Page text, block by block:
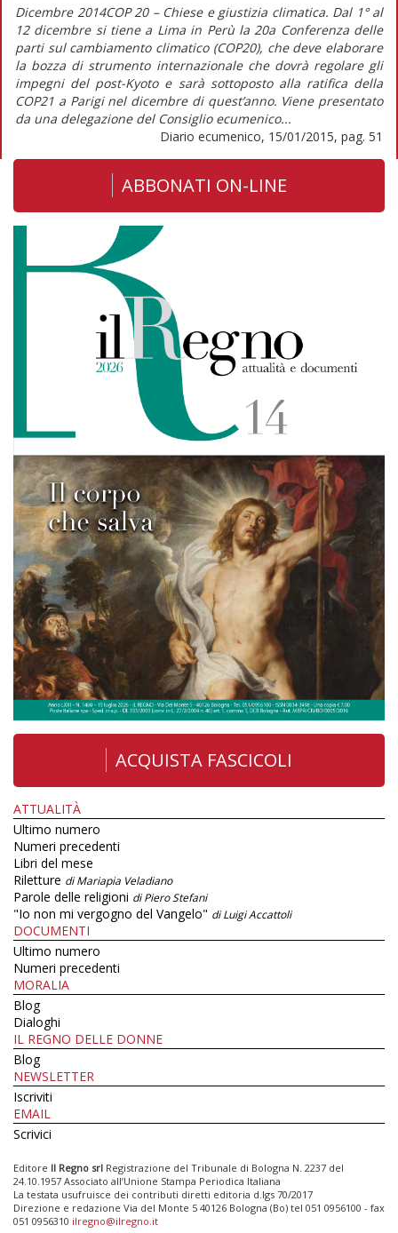
Dicembre 2014COP 20 – Chiese e giustizia climatica. Dal 1° al
12 dicembre si tiene a Lima in Perù la 20a Conferenza delle
parti sul cambiamento climatico (COP20), che deve elaborare
la bozza di strumento internazionale che dovrà regolare gli
impegni del post-Kyoto e sarà sottoposto alla ratifica della
COP21 a Parigi nel dicembre di quest’anno. Viene presentato
da una delegazione del Consiglio ecumenico...
Diario ecumenico, 15/01/2015, pag. 51
ABBONATI ON-LINE
ACQUISTA FASCICOLI
ATTUALITÀ
Ultimo numero
Numeri precedenti
Libri del mese
Riletture di Mariapia Veladiano
Parole delle religioni di Piero Stefani
"Io non mi vergogno del Vangelo" di Luigi Accattoli
DOCUMENTI
Ultimo numero
Numeri precedenti
MORALIA
Blog
Dialoghi
IL REGNO DELLE DONNE
Blog
NEWSLETTER
Iscriviti
EMAIL
Scrivici
Editore Il Regno srl Registrazione del Tribunale di Bologna N. 2237 del
24.10.1957 Associato all’Unione Stampa Periodica Italiana
La testata usufruisce dei contributi diretti editoria d.lgs 70/2017
Direzione e redazione Via del Monte 5 40126 Bologna (Bo) tel 051 0956100 - fax
051 0956310 ilregno@ilregno.it